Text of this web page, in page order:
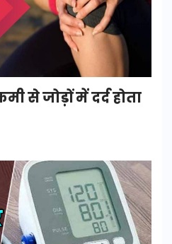
से जोड़ों में दर्द होता